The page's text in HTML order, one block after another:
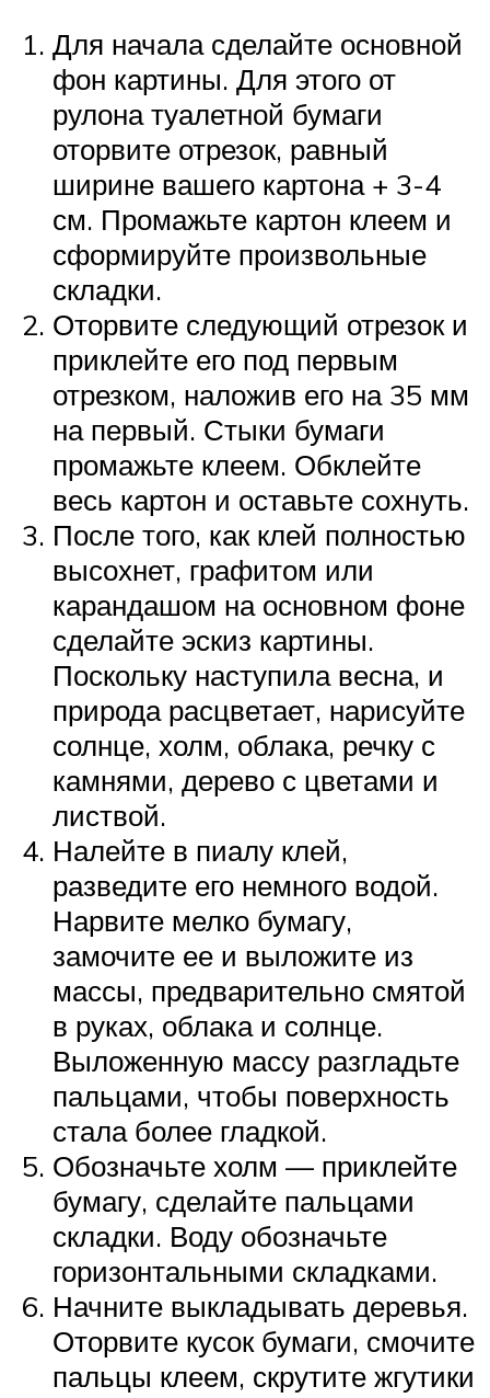
Для начала сделайте основной
фон картины. Для этого от
рулона туалетной бумаги
оторвите отрезок, равный
ширине вашего картона + 3-4
см. Промажьте картон клеем и
сформируйте произвольные
складки.
Оторвите следующий отрезок и
приклейте его под первым
отрезком, наложив его на 35 мм
на первый. Стыки бумаги
промажьте клеем. Обклейте
весь картон и оставьте сохнуть.
После того, как клей полностью
высохнет, графитом или
карандашом на основном фоне
сделайте эскиз картины.
Поскольку наступила весна, и
природа расцветает, нарисуйте
солнце, холм, облака, речку с
камнями, дерево с цветами и
листвой.
Налейте в пиалу клей,
разведите его немного водой.
Нарвите мелко бумагу,
замочите ее и выложите из
массы, предварительно смятой
в руках, облака и солнце.
Выложенную массу разгладьте
пальцами, чтобы поверхность
стала более гладкой.
Обозначьте холм — приклейте
бумагу, сделайте пальцами
складки. Воду обозначьте
горизонтальными складками.
Начните выкладывать деревья.
Оторвите кусок бумаги, смочите
пальцы клеем, скрутите жгутики